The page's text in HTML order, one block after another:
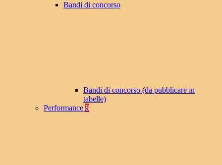
Bandi di concorso
Bandi di concorso (da pubblicare in
tabelle)
Performance 8